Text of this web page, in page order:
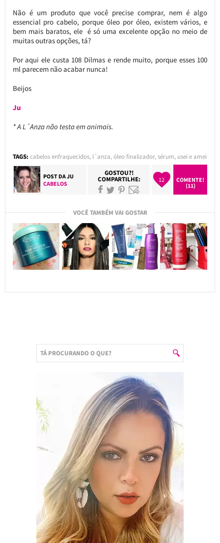
Não é um produto que você precise comprar, nem é algo
essencial pro cabelo, porque óleo por óleo, existem vários, e
bem mais baratos, ele é só uma excelente opção no meio de
muitas outras opções, tá?
Por aqui ele custa 108 Dilmas e rende muito, porque esses 100
ml parecem não acabar nunca!
Beijos
Ju
* A L´Anza não testa em animais.
TAGS: cabelos enfraquecidos, l´anza,óleo finalizador,sérum, usei e amei
POST DAJU
CABELOS
GOSTOU?!
COMPARTILHE: 12
COMENTE!
(11)
VOCÊ TAMBÉM VAI GOSTAR